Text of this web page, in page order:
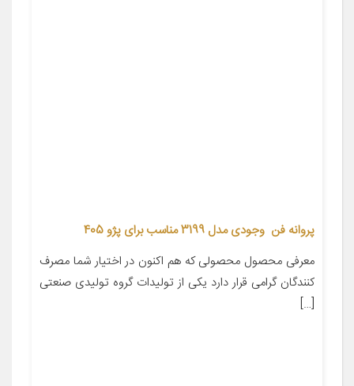
پروانه فن وجودی مدل 3199 مناسب برای پژو 405
معرفی محصول محصولی که هم اکنون در اختیار شما مصرف
کنندگان گرامی قرار دارد یکی از تولیدات گروه تولیدی صنعتی
[…]